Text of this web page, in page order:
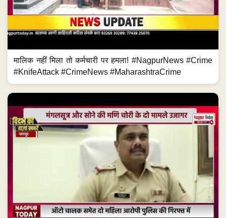
मालिक नहीं मिला तो कर्मचारी पर हमला! #NagpurNews #Crime
#KnifeAttack #CrimeNews #MaharashtraCrime